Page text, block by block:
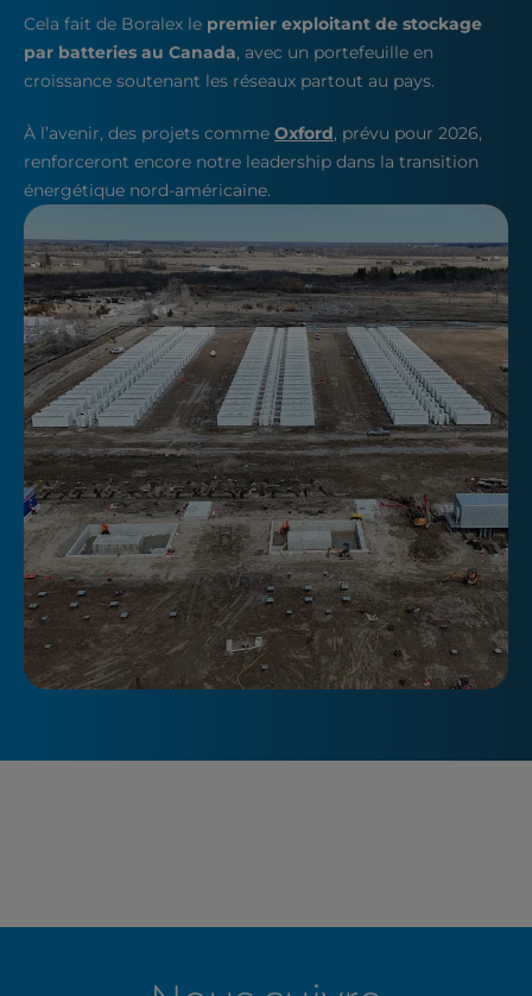
Cela fait de Boralex le premier exploitant de stockage
par batteries au Canada, avec un portefeuille en
croissance soutenant les réseaux partout au pays.
À l’avenir, des projets comme Oxford, prévu pour 2026,
renforceront encore notre leadership dans la transition
énergétique nord-américaine.